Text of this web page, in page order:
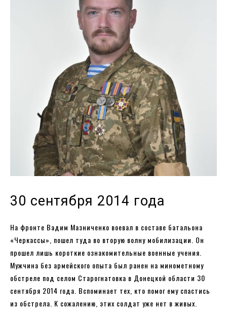
30 сентября 2014 года
На фронте Вадим Мазниченко воевал в составе батальона
«Черкассы», пошел туда во вторую волну мобилизации. Он
прошел лишь короткие ознакомительные военные учения.
Мужчина без армейского опыта был ранен на минометному
обстреле под селом Старогнатовка в Донецкой области 30
сентября 2014 года. Вспоминает тех, кто помог ему спастись
из обстрела. К сожалению, этих солдат уже нет в живых.